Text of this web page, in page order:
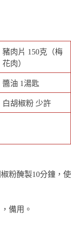
豬肉片 150克（梅
花肉）
醬油 1湯匙
白胡椒粉 少許
粉醃製10分鐘，使
備用。